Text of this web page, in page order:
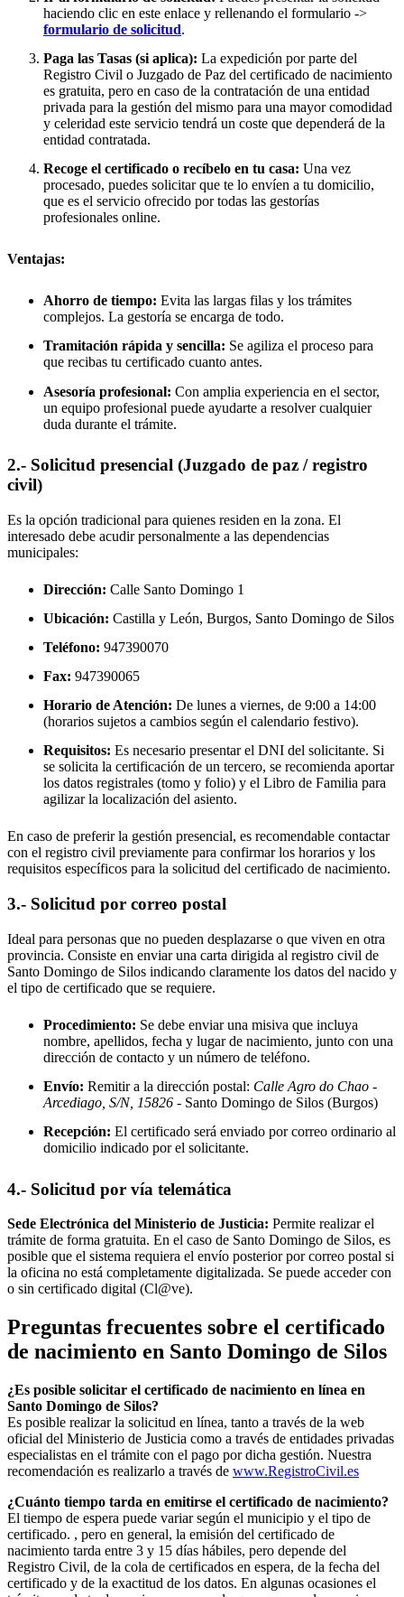
haciendo clic en este enlace y rellenando el formulario ->
formulario de solicitud.
Paga las Tasas (si aplica): La expedición por parte del
Registro Civil o Juzgado de Paz del certificado de nacimiento
es gratuita, pero en caso de la contratación de una entidad
privada para la gestión del mismo para una mayor comodidad
y celeridad este servicio tendrá un coste que dependerá de la
entidad contratada.
Recoge el certificado o recíbelo en tu casa: Una vez
procesado, puedes solicitar que te lo envíen a tu domicilio,
que es el servicio ofrecido por todas las gestorías
profesionales online.
Ventajas:
Ahorro de tiempo: Evita las largas filas y los trámites
complejos. La gestoría se encarga de todo.
Tramitación rápida y sencilla: Se agiliza el proceso para
que recibas tu certificado cuanto antes.
Asesoría profesional: Con amplia experiencia en el sector,
un equipo profesional puede ayudarte a resolver cualquier
duda durante el trámite.
2.- Solicitud presencial (Juzgado de paz / registro
civil)
Es la opción tradicional para quienes residen en la zona. El
interesado debe acudir personalmente a las dependencias
municipales:
Dirección: Calle Santo Domingo 1
Ubicación: Castilla y León, Burgos, Santo Domingo de Silos
Teléfono: 947390070
Fax: 947390065
Horario de Atención: De lunes a viernes, de 9:00 a 14:00
(horarios sujetos a cambios según el calendario festivo).
Requisitos: Es necesario presentar el DNI del solicitante. Si
se solicita la certificación de un tercero, se recomienda aportar
los datos registrales (tomo y folio) y el Libro de Familia para
agilizar la localización del asiento.
En caso de preferir la gestión presencial, es recomendable contactar
con el registro civil previamente para confirmar los horarios y los
requisitos específicos para la solicitud del certificado de nacimiento.
3.- Solicitud por correo postal
Ideal para personas que no pueden desplazarse o que viven en otra
provincia. Consiste en enviar una carta dirigida al registro civil de
Santo Domingo de Silos indicando claramente los datos del nacido y
el tipo de certificado que se requiere.
Procedimiento: Se debe enviar una misiva que incluya
nombre, apellidos, fecha y lugar de nacimiento, junto con una
dirección de contacto y un número de teléfono.
Envío: Remitir a la dirección postal: Calle Agro do Chao -
Arcediago, S/N, 15826 - Santo Domingo de Silos (Burgos)
Recepción: El certificado será enviado por correo ordinario al
domicilio indicado por el solicitante.
4.- Solicitud por vía telemática
Sede Electrónica del Ministerio de Justicia: Permite realizar el
trámite de forma gratuita. En el caso de Santo Domingo de Silos, es
posible que el sistema requiera el envío posterior por correo postal si
la oficina no está completamente digitalizada. Se puede acceder con
o sin certificado digital (Cl@ve).
Preguntas frecuentes sobre el certificado
de nacimiento en Santo Domingo de Silos
¿Es posible solicitar el certificado de nacimiento en línea en
Santo Domingo de Silos?
Es posible realizar la solicitud en línea, tanto a través de la web
oficial del Ministerio de Justicia como a través de entidades privadas
especialistas en el trámite con el pago por dicha gestión. Nuestra
recomendación es realizarlo a través de www.RegistroCivil.es
¿Cuánto tiempo tarda en emitirse el certificado de nacimiento?
El tiempo de espera puede variar según el municipio y el tipo de
certificado. , pero en general, la emisión del certificado de
nacimiento tarda entre 3 y 15 días hábiles, pero depende del
Registro Civil, de la cola de certificados en espera, de la fecha del
certificado y de la exactitud de los datos. En algunas ocasiones el